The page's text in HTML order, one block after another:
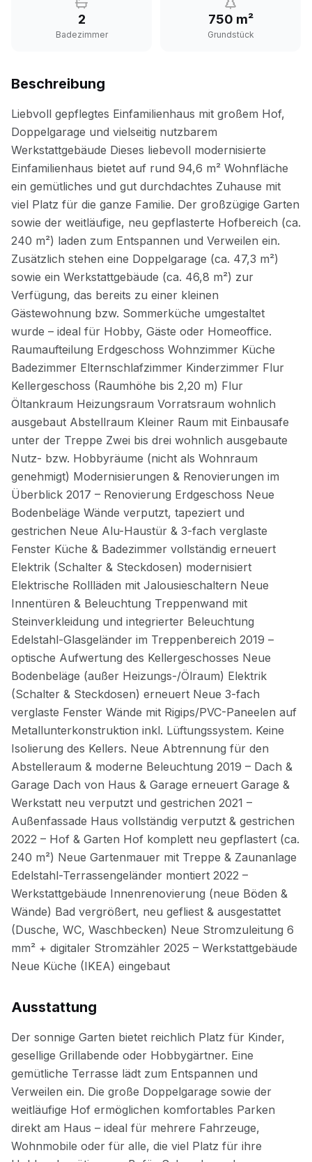
2
Badezimmer
750 m²
Grundstück
Beschreibung
Ausstattung